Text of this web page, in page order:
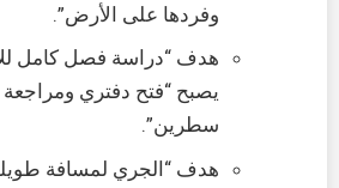
وفردها على الأرض”.
هدف “دراسة فصل كامل
يصبح “فتح دفتري ومراجعة
سطرين”.
هدف “الجري لمسافة